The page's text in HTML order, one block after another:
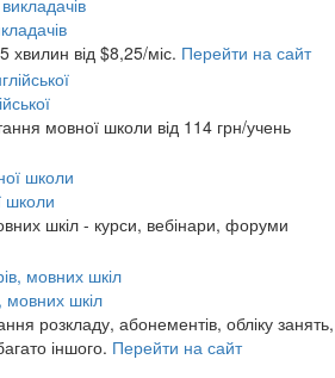
хвилин від $8,25/міс. Перейти на сайт
мовної школи від 114 грн/учень
школи
шкіл - курси, вебінари, форуми
мовних шкіл
розкладу, абонементів, обліку занять,
іншого. Перейти на сайт